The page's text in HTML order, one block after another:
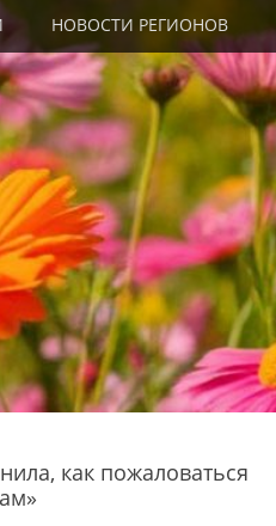
НОВОСТИ РЕГИОНОВ
как пожаловаться